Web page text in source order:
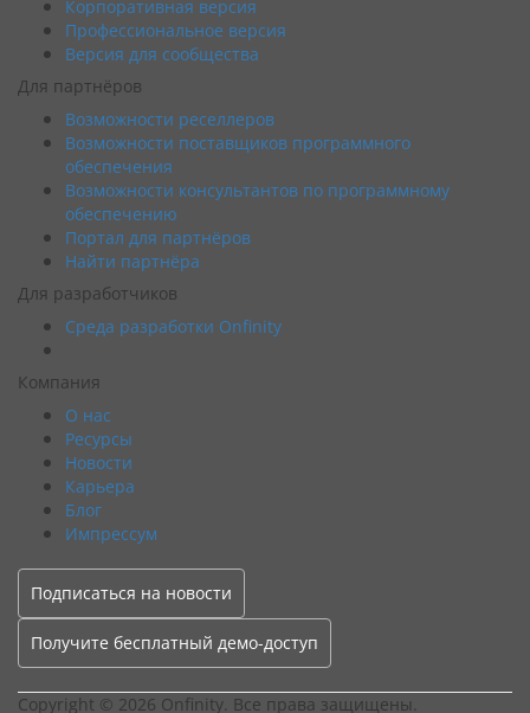
Корпоративная версия
Профессиональное версия
Версия для сообщества
Для партнёров
Возможности реселлеров
Возможности поставщиков программного
обеспечения
Возможности консультантов по программному
обеспечению
Портал для партнёров
Найти партнёра
Для разработчиков
Среда разработки Onfinity
Компания
О нас
Ресурсы
Новости
Карьера
Блог
Импрессум
Подписаться на новости
Получите бесплатный демо-доступ
Copyright © 2026 Onfinity. Все права защищены.